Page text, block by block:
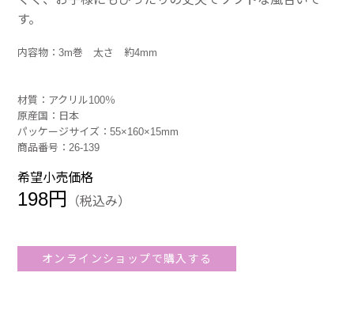
す。
内容物：3m巻 太さ 約4mm
材質：アクリル100％
原産国：日本
パッケージサイズ：55×160×15mm
商品番号：26-139
希望小売価格
198円 （税込み）
オンラインショップで購入する